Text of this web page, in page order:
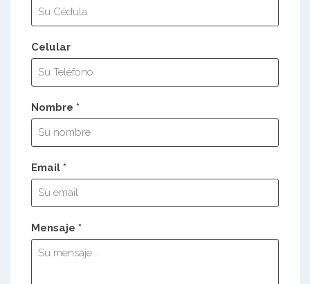
Celular
Nombre *
Email *
Mensaje *